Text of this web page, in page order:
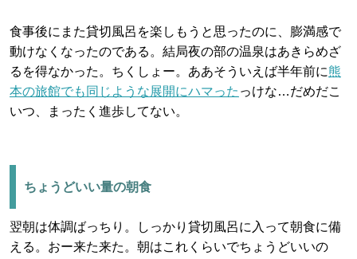
食事後にまた貸切風呂を楽しもうと思ったのに、膨満感で
動けなくなったのである。結局夜の部の温泉はあきらめざ
るを得なかった。ちくしょー。ああそういえば半年前に熊
本の旅館でも同じような展開にハマった っけな…だめだこ
いつ、まったく進歩してない。
ちょうどいい量の朝食
翌朝は体調ばっちり。しっかり貸切風呂に入って朝食に備
える。おー来た来た。朝はこれくらいでちょうどいいの